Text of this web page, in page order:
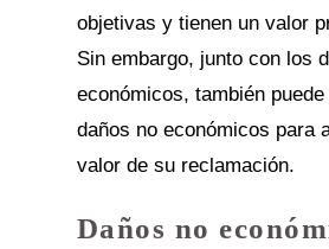
objetivas y tienen un valor
Sin embargo, junto con los
económicos, también
daños no económicos para
valor de su reclamación.
Daños no